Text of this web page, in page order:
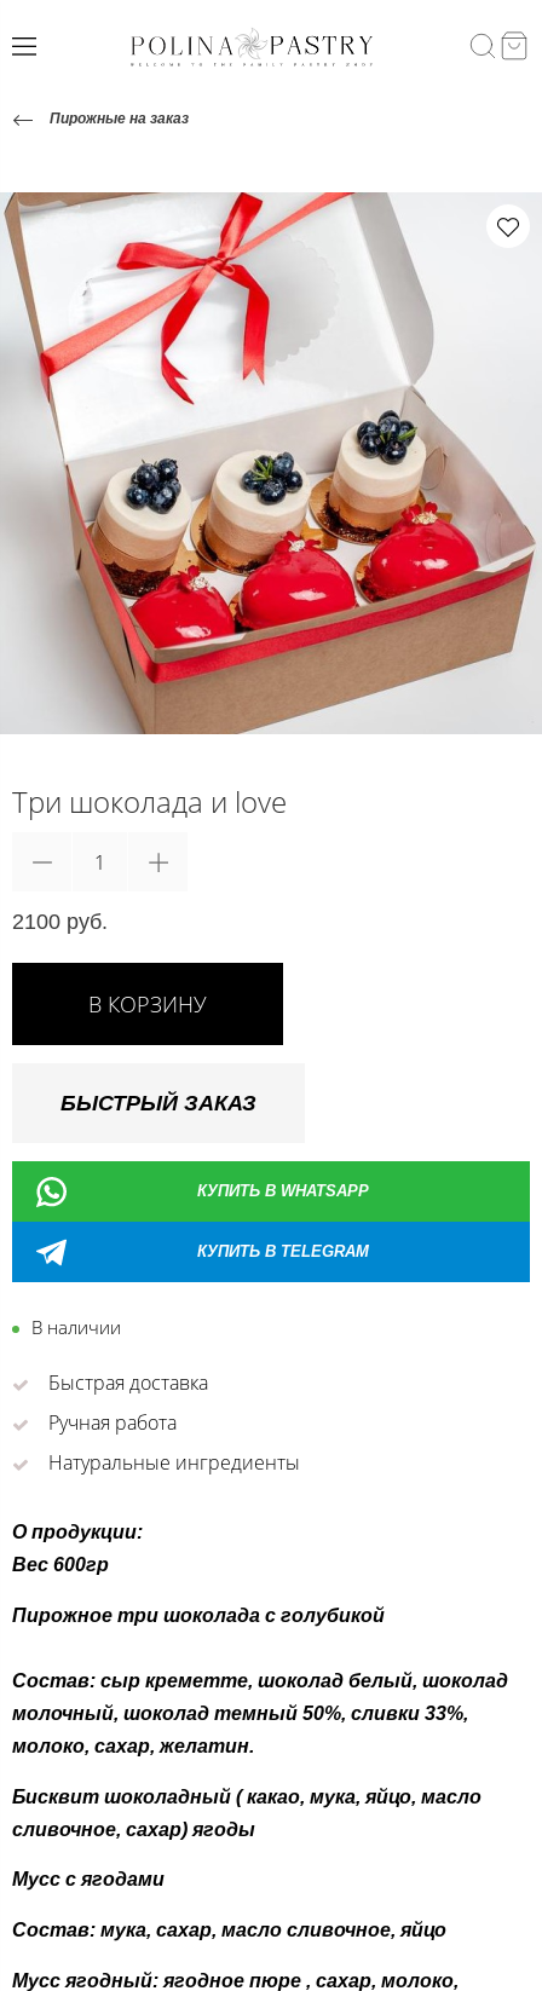
Пирожные на заказ
Три шоколада и love
2100 руб.
В КОРЗИНУ
БЫСТРЫЙ ЗАКАЗ
КУПИТЬ В WHATSAPP
КУПИТЬ В TELEGRAM
В наличии
Быстрая доставка
Ручная работа
Натуральные ингредиенты
О продукции:
Вес 600гр
Пирожное три шоколада с голубикой
Состав: сыр креметте, шоколад белый, шоколад
молочный, шоколад темный 50%, сливки 33%,
молоко, сахар, желатин.
Бисквит шоколадный ( какао, мука, яйцо, масло
сливочное, сахар) ягоды
Мусс с ягодами
Состав: мука, сахар, масло сливочное, яйцо
Мусс ягодный: ягодное пюре , сахар, молоко,